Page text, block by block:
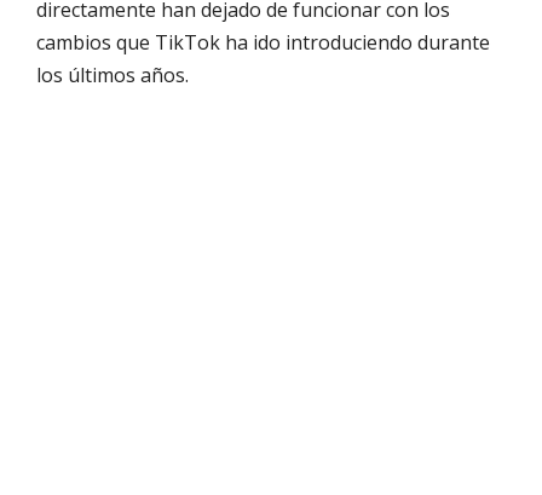
directamente han dejado de funcionar con los
cambios que TikTok ha ido introduciendo durante
los últimos años.